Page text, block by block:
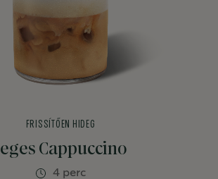
Jeges Cappuccino
FRISSÍTŐEN HIDEG
4 perc